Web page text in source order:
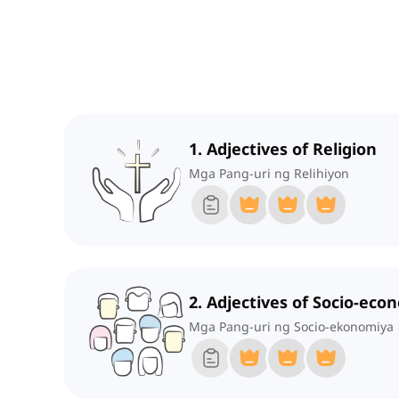
1. Adjectives of Religion
Mga Pang-uri ng Relihiyon
2. Adjectives of Socio-
Mga Pang-uri ng Socio-ekonomiya